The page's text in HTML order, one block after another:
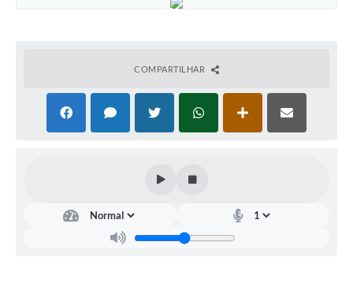
Cadeia Integrada de Valor
Dados gerais e Obras
COMPARTILHAR